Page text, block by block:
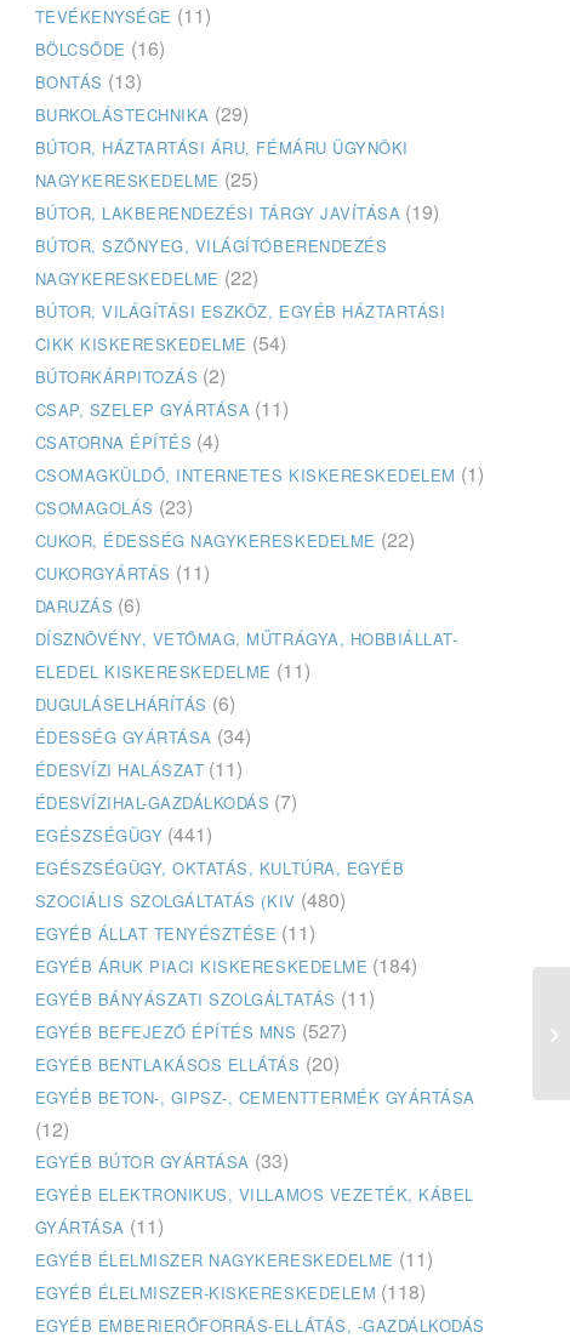
TEVÉKENYSÉGE (11)
BÖLCSŐDE (16)
BONTÁS (13)
BURKOLÁSTECHNIKA (29)
BÚTOR, HÁZTARTÁSI ÁRU, FÉMÁRU ÜGYNÖKI
NAGYKERESKEDELME (25)
BÚTOR, LAKBERENDEZÉSI TÁRGY JAVÍTÁSA (19)
BÚTOR, SZŐNYEG, VILÁGÍTÓBERENDEZÉS
NAGYKERESKEDELME (22)
BÚTOR, VILÁGÍTÁSI ESZKÖZ, EGYÉB HÁZTARTÁSI
CIKK KISKERESKEDELME (54)
BÚTORKÁRPITOZÁS (2)
CSAP, SZELEP GYÁRTÁSA (11)
CSATORNA ÉPÍTÉS (4)
CSOMAGKÜLDŐ, INTERNETES KISKERESKEDELEM (1)
CSOMAGOLÁS (23)
CUKOR, ÉDESSÉG NAGYKERESKEDELME (22)
CUKORGYÁRTÁS (11)
DARUZÁS (6)
DÍSZNÖVÉNY, VETŐMAG, MŰTRÁGYA, HOBBIÁLLAT-
ELEDEL KISKERESKEDELME (11)
DUGULÁSELHÁRÍTÁS (6)
ÉDESSÉG GYÁRTÁSA (34)
ÉDESVÍZI HALÁSZAT (11)
ÉDESVÍZIHAL-GAZDÁLKODÁS (7)
EGÉSZSÉGÜGY (441)
EGÉSZSÉGÜGY, OKTATÁS, KULTÚRA, EGYÉB
SZOCIÁLIS SZOLGÁLTATÁS (KIV (480)
EGYÉB ÁLLAT TENYÉSZTÉSE (11)
EGYÉB ÁRUK PIACI KISKERESKEDELME (184)
EGYÉB BÁNYÁSZATI SZOLGÁLTATÁS (11)
EGYÉB BEFEJEZŐ ÉPÍTÉS MNS (527)
EGYÉB BENTLAKÁSOS ELLÁTÁS (20)
EGYÉB BETON-, GIPSZ-, CEMENTTERMÉK GYÁRTÁSA
(12)
EGYÉB BÚTOR GYÁRTÁSA (33)
EGYÉB ELEKTRONIKUS, VILLAMOS VEZETÉK, KÁBEL
GYÁRTÁSA (11)
EGYÉB ÉLELMISZER NAGYKERESKEDELME (11)
EGYÉB ÉLELMISZER-KISKERESKEDELEM (118)
EGYÉB EMBERIERŐFORRÁS-ELLÁTÁS, -GAZDÁLKODÁS